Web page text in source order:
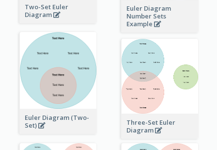
Two-Set Euler
Diagram
Euler Diagram
Number Sets
Example
Euler Diagram (Two-
Set)
Three-Set Euler
Diagram